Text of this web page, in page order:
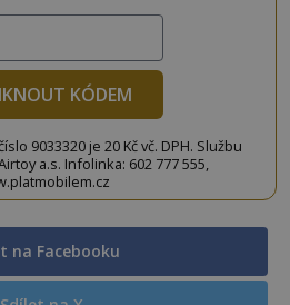
KÓDEM
9033320 je 20 Kč vč. DPH. Službu
a.s. Infolinka: 602 777 555,
na Facebooku